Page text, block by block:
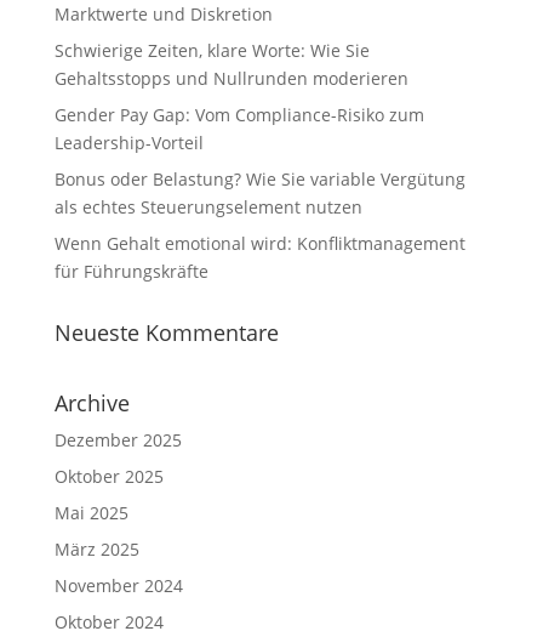
Marktwerte und Diskretion
Schwierige Zeiten, klare Worte: Wie Sie
Gehaltsstopps und Nullrunden moderieren
Gender Pay Gap: Vom Compliance-Risiko zum
Leadership-Vorteil
Bonus oder Belastung? Wie Sie variable Vergütung
als echtes Steuerungselement nutzen
Wenn Gehalt emotional wird: Konfliktmanagement
für Führungskräfte
Neueste Kommentare
Archive
Dezember 2025
Oktober 2025
Mai 2025
März 2025
November 2024
Oktober 2024